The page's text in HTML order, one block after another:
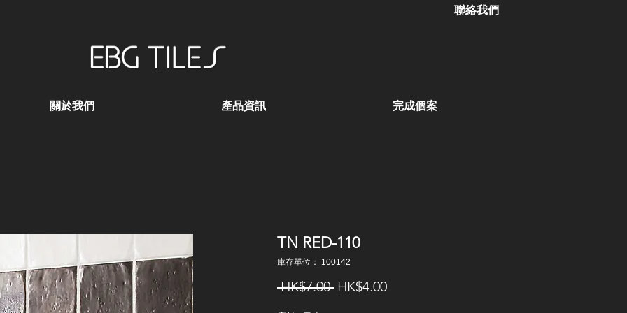
聯絡我們
關於我們 產品資訊 完成個案
TN RED-110
庫存單位： 100142
HK$7.00 一HK$4.00促